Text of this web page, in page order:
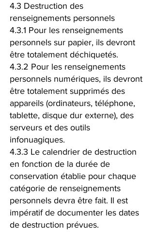
4.3 Destruction des
renseignements personnels
4.3.1 Pour les renseignements
personnels sur papier, ils devront
être totalement déchiquetés.
4.3.2 Pour les renseignements
personnels numériques, ils devront
être totalement supprimés des
appareils (ordinateurs, téléphone,
tablette, disque dur externe), des
serveurs et des outils
infonuagiques.
4.3.3 Le calendrier de destruction
en fonction de la durée de
conservation établie pour chaque
catégorie de renseignements
personnels devra être fait. Il est
impératif de documenter les dates
de destruction prévues.